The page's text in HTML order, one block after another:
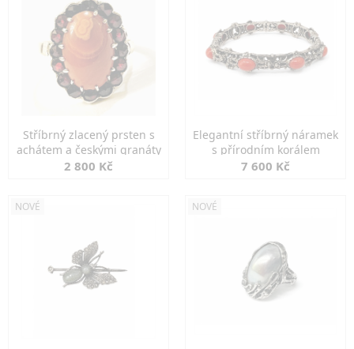
Stříbrný zlacený prsten s
achátem a českými granáty
2 800 Kč
Elegantní stříbrný náramek
s přírodním korálem
7 600 Kč
NOVÉ NOVÉ